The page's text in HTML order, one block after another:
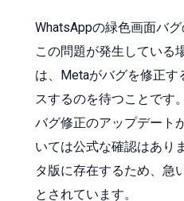
WhatsAppの緑色画面バ
この問題が発生している
は、Metaがバグを修正す
スするのを待つことです
バグ修正のアップデート
いては公式な確認はあり
タ版に存在するため、急
とされています。